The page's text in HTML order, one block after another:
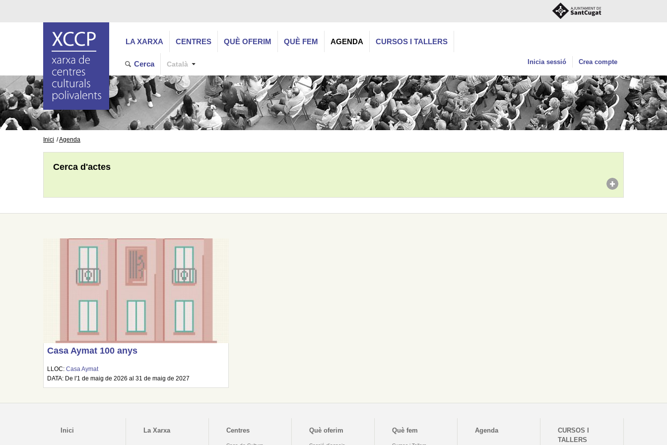
LA XARXA CENTRES QUÈ OFERIM QUÈ FEM AGENDA CURSOS I TALLERS
Cerca Català Inicia sessió Crea compte
Inici Agenda
Cerca d'actes
Casa Aymat 100 anys
LLOC:Casa Aymat
DATA: De l'1 de maig de 2026 al 31 de maig de 2027
Inici La Xarxa Centres Què oferim Què fem Agenda
CURSOS I
TALLERS